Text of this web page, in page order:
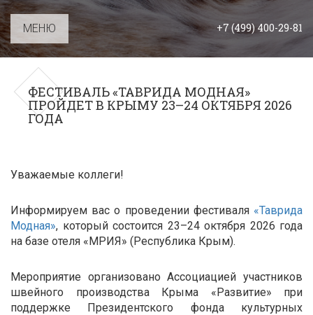
МЕНЮ +7 (499) 400-29-81
ФЕСТИВАЛЬ «ТАВРИДА МОДНАЯ»
ПРОЙДЕТ В КРЫМУ 23–24 ОКТЯБРЯ 2026
ГОДА
Уважаемые коллеги!
Информируем вас о проведении фестиваля «Таврида
Модная», который состоится 23–24 октября 2026 года
на базе отеля «МРИЯ» (Республика Крым).
Мероприятие организовано Ассоциацией участников
швейного производства Крыма «Развитие» при
поддержке Президентского фонда культурных